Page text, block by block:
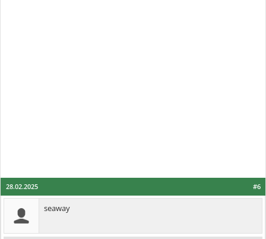
#6
28.02.2025
seaway